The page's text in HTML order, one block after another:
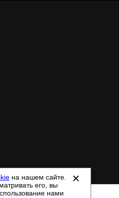
- все права защищены.
на нашем сайте.
его, вы
нами